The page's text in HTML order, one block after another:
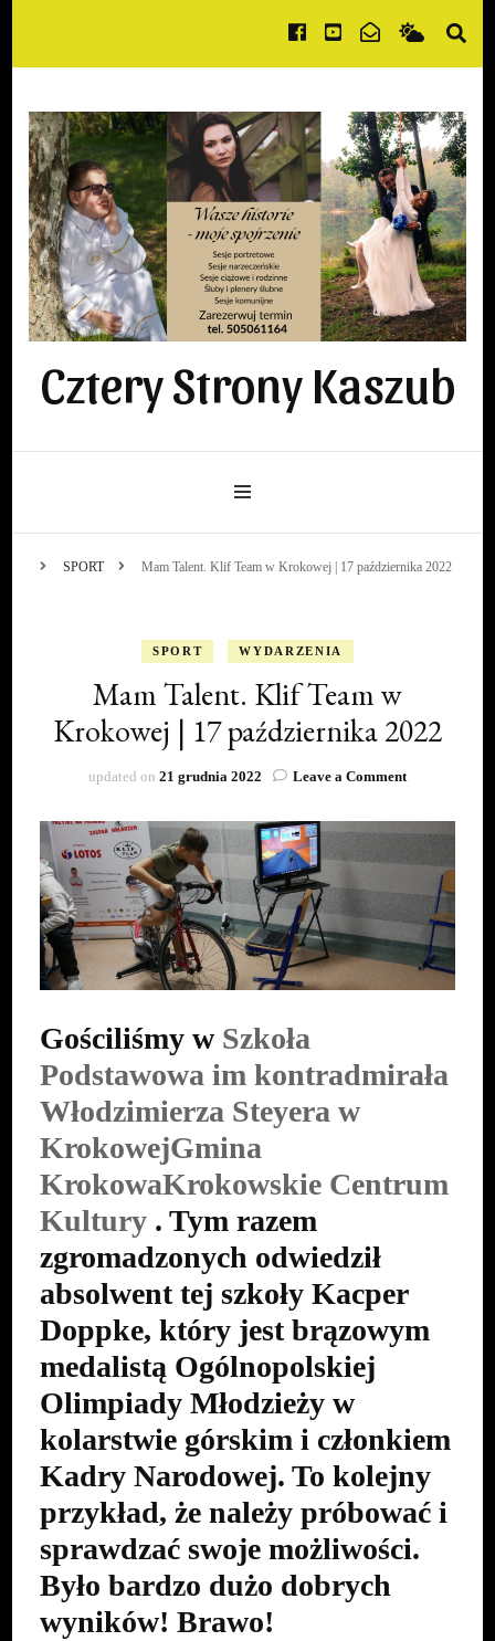
Cztery Strony Kaszub
SPORT Mam Talent. Klif Team w Krokowej | 17 października 2022
SPORT WYDARZENIA
Mam Talent. Klif Team w
Krokowej | 17 października 2022
updated on 21 grudnia 2022 Leave a Commenton
Talent.
Team
Krokowej
17
października
2022
Gościliśmy w Szkoła
Podstawowa im kontradmirała
Włodzimierza Steyera w
KrokowejGmina
KrokowaKrokowskie Centrum
Kultury . Tym razem
zgromadzonych odwiedził
absolwent tej szkoły Kacper
Doppke, który jest brązowym
medalistą Ogólnopolskiej
Olimpiady Młodzieży w
kolarstwie górskim i członkiem
Kadry Narodowej. To kolejny
przykład, że należy próbować i
sprawdzać swoje możliwości.
Było bardzo dużo dobrych
wyników! Brawo!